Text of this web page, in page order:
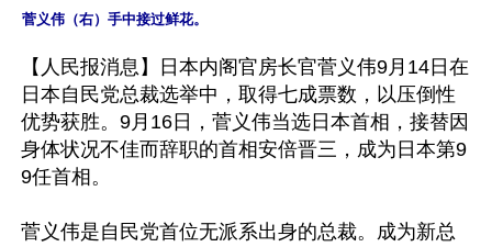
【人民报消息】日本内阁官房长官菅义伟9月14日在
日本自民党总裁选举中，取得七成票数，以压倒性
优势获胜。9月16日，菅义伟当选日本首相，接替因
身体状况不佳而辞职的首相安倍晋三，成为日本第9
9任首相。
菅义伟是自民党首位无派系出身的总裁。成为新总